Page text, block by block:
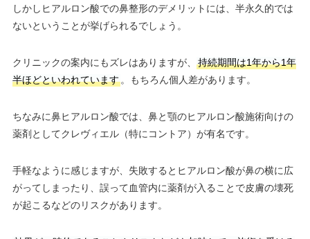
しかしヒアルロン酸での鼻整形のデメリットには、半永久的では
ないということが挙げられるでしょう。
クリニックの案内にもズレはありますが、
持続期間は1年から1年
半ほどといわれています。もちろん個人差があります。
ちなみに鼻ヒアルロン酸では、鼻と顎のヒアルロン酸施術向けの
薬剤としてクレヴィエル（特にコントア）が有名です。
手軽なように感じますが、失敗するとヒアルロン酸が鼻の横に広
がってしまったり、誤って血管内に薬剤が入ることで皮膚の壊死
が起こるなどのリスクがあります。